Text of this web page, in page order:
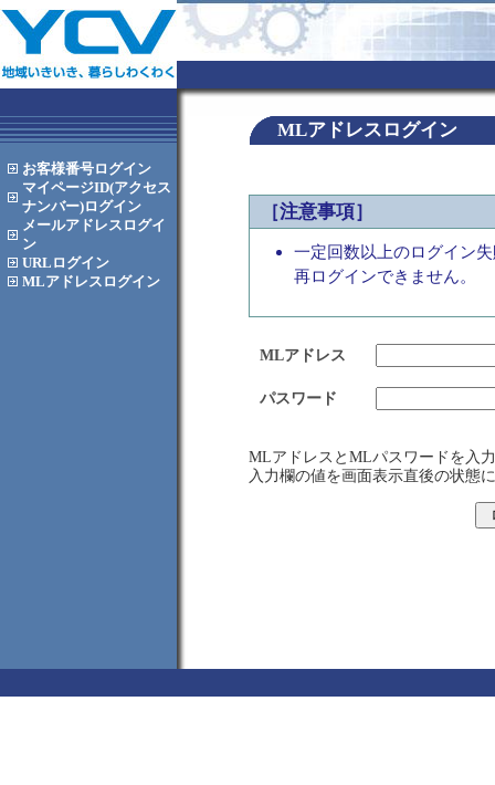
お客様番号ログイン
マイページID(アクセス
ナンバー)ログイン
メールアドレス ログイ
ン
URL ログイン
MLアドレス ログイン
MLアドレスログイン
［注意事項］
一定回数以上のログイン
再ログインできません。
MLアドレス
パスワード
MLアドレスとMLパスワードを入
入力欄の値を画面表示直後の状態